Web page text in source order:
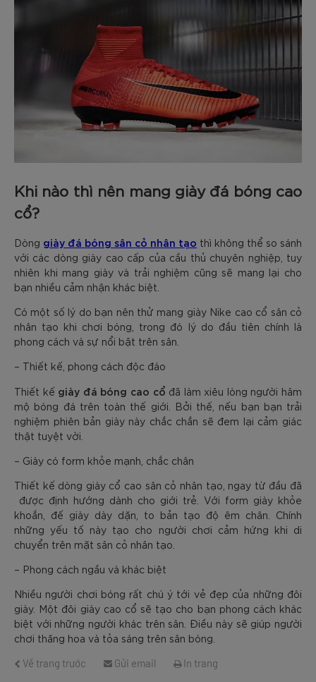
Khi nào thì nên mang giày đá bóng cao
cổ?
Dòng giày đá bóng sân cỏ nhân tạo thì không thể so sánh
với các dòng giày cao cấp của cầu thủ chuyên nghiệp, tuy
nhiên khi mang giày và trải nghiệm cũng sẽ mang lại cho
bạn nhiều cảm nhận khác biệt.
Có một số lý do bạn nên thử mang giày Nike cao cổ sân cỏ
nhân tạo khi chơi bóng, trong đó lý do đầu tiên chính là
phong cách và sự nổi bật trên sân.
– Thiết kế, phong cách độc đáo
Thiết kế giày đá bóng cao cổ đã làm xiêu lòng người hâm
mộ bóng đá trên toàn thế giới. Bởi thế, nếu bạn bạn trải
nghiệm phiên bản giày này chắc chắn sẽ đem lại cảm giác
thật tuyệt vời.
– Giày có form khỏe mạnh, chắc chân
Thiết kế dòng giày cổ cao sân cỏ nhân tạo, ngay từ đầu đã
được định hướng dành cho giới trẻ. Với form giày khỏe
khoắn, đế giày dày dặn, to bản tạo độ êm chân. Chính
những yếu tố này tạo cho người chơi cảm hứng khi di
chuyển trên mặt sân cỏ nhân tạo.
– Phong cách ngầu và khác biệt
Nhiều người chơi bóng rất chú ý tới vẻ đẹp của những đôi
giày. Một đôi giày cao cổ sẽ tạo cho bạn phong cách khác
biệt với những người khác trên sân. Điều này sẽ giúp người
chơi thăng hoa và tỏa sáng trên sân bóng.
Về trang trước
Gửi email In trang